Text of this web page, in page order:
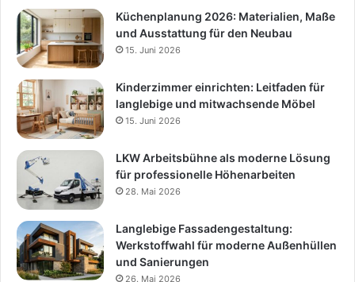
Küchenplanung 2026: Materialien, Maße
und Ausstattung für den Neubau
15. Juni 2026
Kinderzimmer einrichten: Leitfaden für
langlebige und mitwachsende Möbel
15. Juni 2026
LKW Arbeitsbühne als moderne Lösung
für professionelle Höhenarbeiten
28. Mai 2026
Langlebige Fassadengestaltung:
Werkstoffwahl für moderne Außenhüllen
und Sanierungen
26. Mai 2026